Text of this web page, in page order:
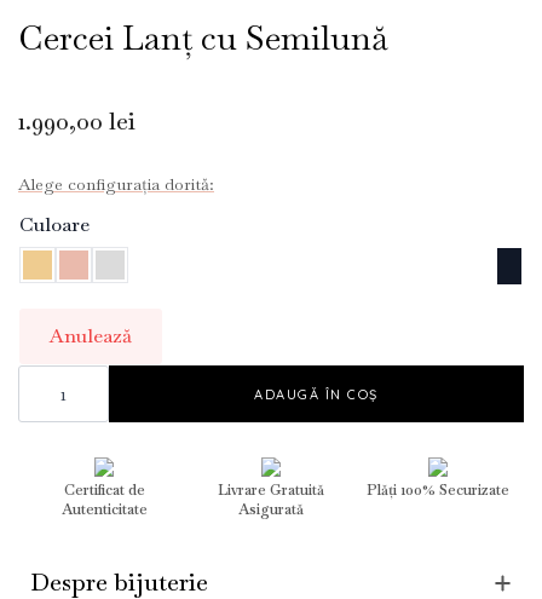
Cercei Lanț cu Semilună
1.990,00 lei
Alege configurația dorită:
Culoare
Anulează
Cantitate
Falling ADAUGĂ ÎN COȘ
Certificat de
Autenticitate
Livrare Gratuită
Asigurată
Plăți 100% Securizate
Despre bijuterie